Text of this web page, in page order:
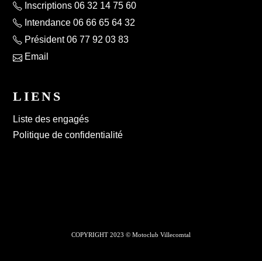
Inscriptions 06 32 14 75 60
Intendance 06 66 65 64 32
Président 06 77 92 03 83
Email
LIENS
Liste des engagés
Politique de confidentialité
COPYRIGHT 2023 © Motoclub Villecomtal